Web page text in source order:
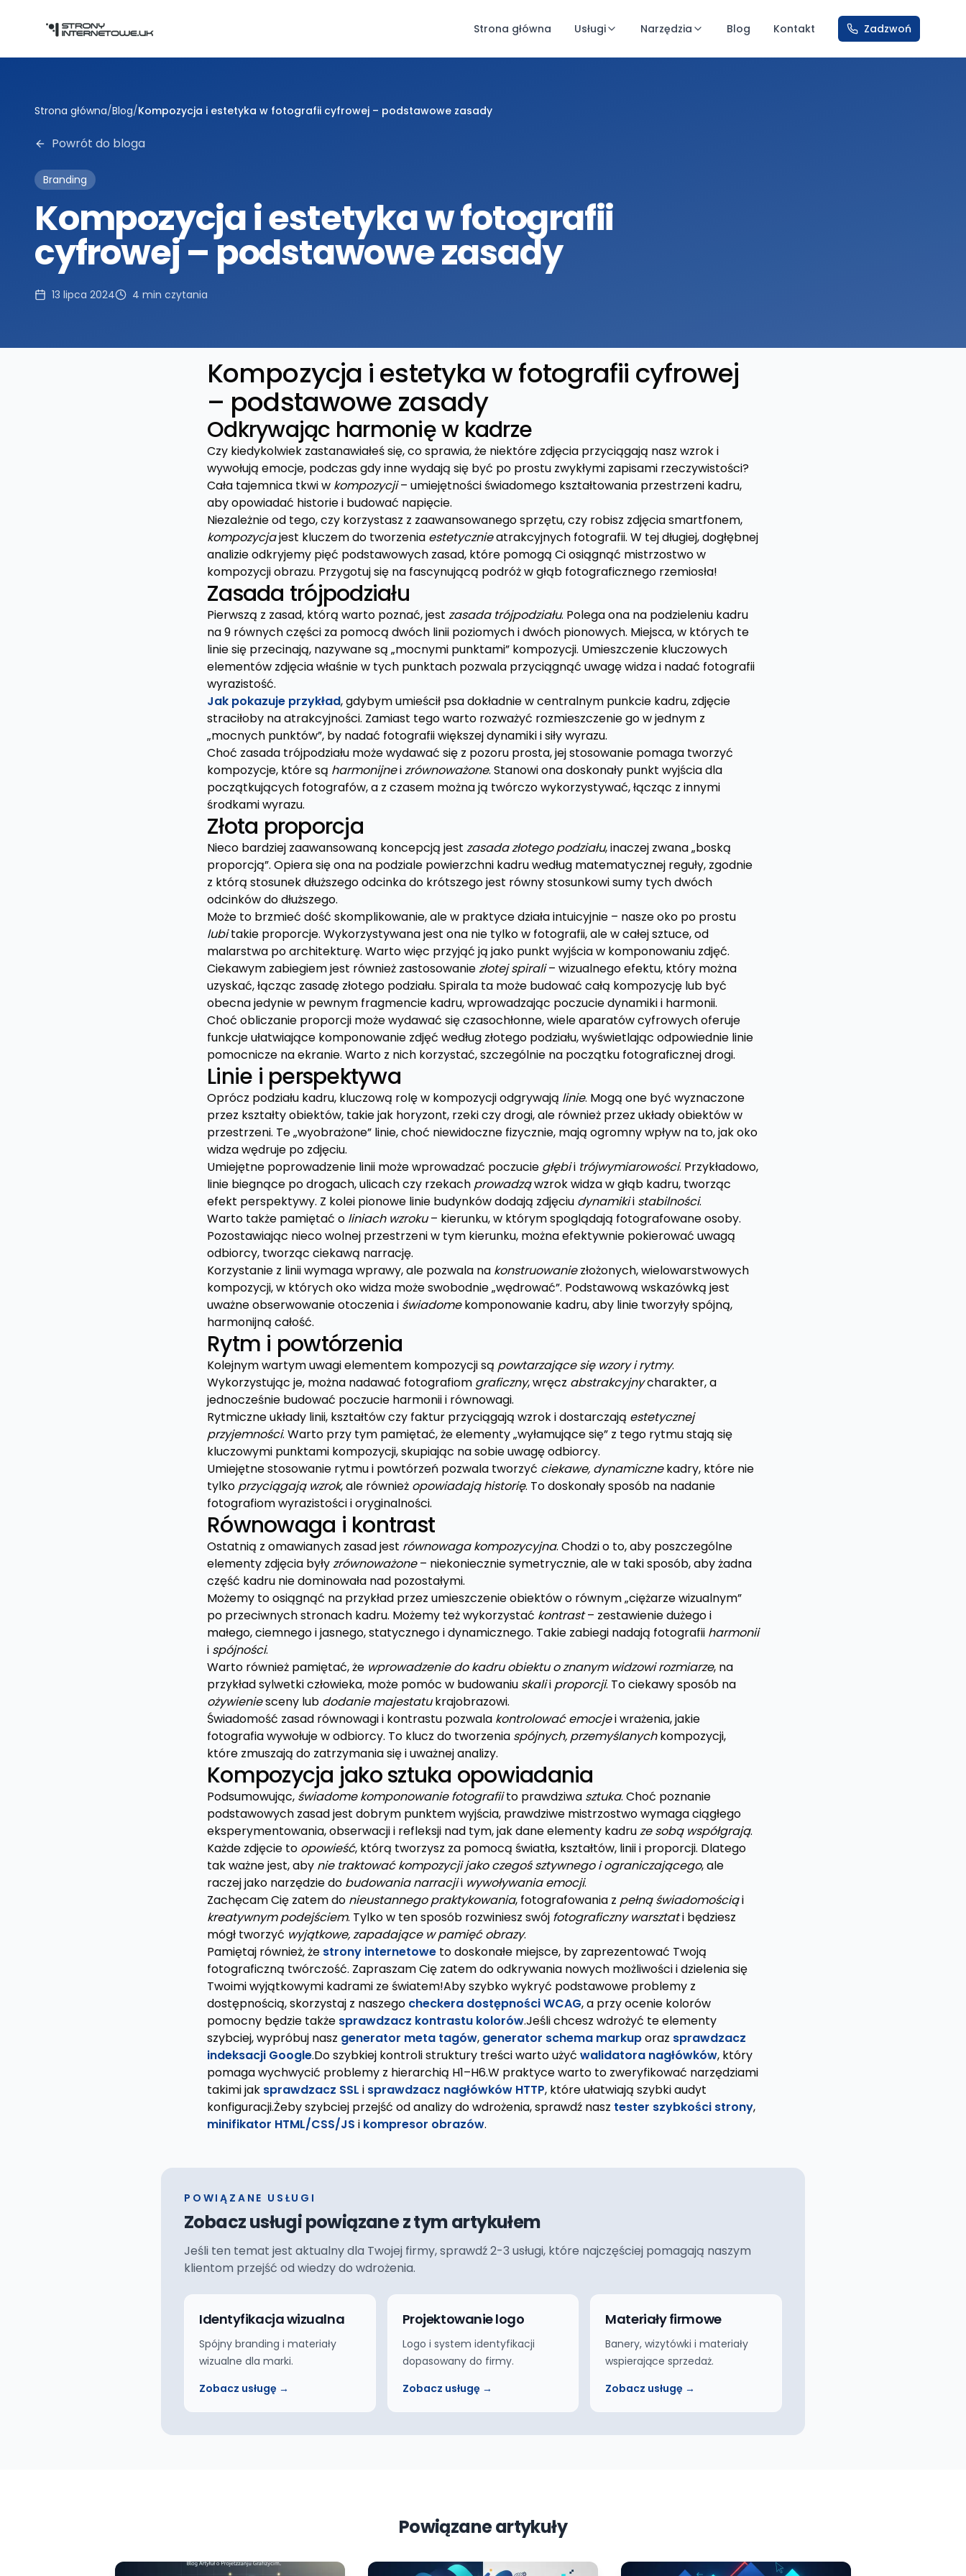
Strona główna Usługi Narzędzia Blog Kontakt Zadzwoń
Strona główna/Blog/Kompozycja i estetyka w fotografii cyfrowej – podstawowe zasady
Powrót do bloga
Branding
Kompozycja i estetyka w fotografii
cyfrowej – podstawowe zasady
13 lipca 2024 4 min czytania
Kompozycja i estetyka w fotografii cyfrowej
– podstawowe zasady
Odkrywając harmonię w kadrze
Czy kiedykolwiek zastanawiałeś się, co sprawia, że niektóre zdjęcia przyciągają nasz wzrok i
wywołują emocje, podczas gdy inne wydają się być po prostu zwykłymi zapisami rzeczywistości?
Cała tajemnica tkwi w kompozycji– umiejętności świadomego kształtowania przestrzeni kadru,
aby opowiadać historie i budować napięcie.
Niezależnie od tego, czy korzystasz z zaawansowanego sprzętu, czy robisz zdjęcia smartfonem,
kompozycjajest kluczem do tworzenia estetycznieatrakcyjnych fotografii. W tej długiej, dogłębnej
analizie odkryjemy pięć podstawowych zasad, które pomogą Ci osiągnąć mistrzostwo w
kompozycji obrazu. Przygotuj się na fascynującą podróż w głąb fotograficznego rzemiosła!
Zasada trójpodziału
Pierwszą z zasad, którą warto poznać, jest zasada trójpodziału. Polega ona na podzieleniu kadru
na 9 równych części za pomocą dwóch linii poziomych i dwóch pionowych. Miejsca, w których te
linie się przecinają, nazywane są „mocnymi punktami” kompozycji. Umieszczenie kluczowych
elementów zdjęcia właśnie w tych punktach pozwala przyciągnąć uwagę widza i nadać fotografii
wyrazistość.
Jak pokazuje przykład, gdybym umieścił psa dokładnie w centralnym punkcie kadru, zdjęcie
straciłoby na atrakcyjności. Zamiast tego warto rozważyć rozmieszczenie go w jednym z
„mocnych punktów”, by nadać fotografii większej dynamiki i siły wyrazu.
Choć zasada trójpodziału może wydawać się z pozoru prosta, jej stosowanie pomaga tworzyć
kompozycje, które są harmonijneizrównoważone. Stanowi ona doskonały punkt wyjścia dla
początkujących fotografów, a z czasem można ją twórczo wykorzystywać, łącząc z innymi
środkami wyrazu.
Złota proporcja
Nieco bardziej zaawansowaną koncepcją jest zasada złotego podziału, inaczej zwana „boską
proporcją”. Opiera się ona na podziale powierzchni kadru według matematycznej reguły, zgodnie
z którą stosunek dłuższego odcinka do krótszego jest równy stosunkowi sumy tych dwóch
odcinków do dłuższego.
Może to brzmieć dość skomplikowanie, ale w praktyce działa intuicyjnie – nasze oko po prostu
lubitakie proporcje. Wykorzystywana jest ona nie tylko w fotografii, ale w całej sztuce, od
malarstwa po architekturę. Warto więc przyjąć ją jako punkt wyjścia w komponowaniu zdjęć.
Ciekawym zabiegiem jest również zastosowaniezłotej spirali– wizualnego efektu, który można
uzyskać, łącząc zasadę złotego podziału. Spirala ta może budować całą kompozycję lub być
obecna jedynie w pewnym fragmencie kadru, wprowadzając poczucie dynamiki i harmonii.
Choć obliczanie proporcji może wydawać się czasochłonne, wiele aparatów cyfrowych oferuje
funkcje ułatwiające komponowanie zdjęć według złotego podziału, wyświetlając odpowiednie linie
pomocnicze na ekranie. Warto z nich korzystać, szczególnie na początku fotograficznej drogi.
Linie i perspektywa
Oprócz podziału kadru, kluczową rolę w kompozycji odgrywają linie. Mogą one być wyznaczone
przez kształty obiektów, takie jak horyzont, rzeki czy drogi, ale również przez układy obiektów w
przestrzeni. Te „wyobrażone” linie, choć niewidoczne fizycznie, mają ogromny wpływ na to, jak oko
widza wędruje po zdjęciu.
Umiejętne poprowadzenie linii może wprowadzać poczucie głębii trójwymiarowości. Przykładowo,
linie biegnące po drogach, ulicach czy rzekach prowadząwzrok widza w głąb kadru, tworząc
efekt perspektywy. Z kolei pionowe linie budynków dodają zdjęciu dynamikii stabilności.
Warto także pamiętać o liniach wzroku– kierunku, w którym spoglądają fotografowane osoby.
Pozostawiając nieco wolnej przestrzeni w tym kierunku, można efektywnie pokierować uwagą
odbiorcy, tworząc ciekawą narrację.
Korzystanie z linii wymaga wprawy, ale pozwala na konstruowaniezłożonych, wielowarstwowych
kompozycji, w których oko widza może swobodnie „wędrować”. Podstawową wskazówką jest
uważne obserwowanie otoczenia i świadomekomponowanie kadru, aby linie tworzyły spójną,
harmonijną całość.
Rytm i powtórzenia
Kolejnym wartym uwagi elementem kompozycji są powtarzające się wzory i rytmy.
Wykorzystując je, można nadawać fotografiom graficzny, wręcz abstrakcyjnycharakter, a
jednocześnie budować poczucie harmonii i równowagi.
Rytmiczne układy linii, kształtów czy faktur przyciągają wzrok i dostarczają estetycznej
przyjemności. Warto przy tym pamiętać, że elementy „wyłamujące się” z tego rytmu stają się
kluczowymi punktami kompozycji, skupiając na sobie uwagę odbiorcy.
Umiejętne stosowanie rytmu i powtórzeń pozwala tworzyć ciekawe, dynamicznekadry, które nie
tylko przyciągają wzrok, ale również opowiadają historię. To doskonały sposób na nadanie
fotografiom wyrazistości i oryginalności.
Równowaga i kontrast
Ostatnią z omawianych zasad jest równowaga kompozycyjna. Chodzi o to, aby poszczególne
elementy zdjęcia byłyzrównoważone– niekoniecznie symetrycznie, ale w taki sposób, aby żadna
część kadru nie dominowała nad pozostałymi.
Możemy to osiągnąć na przykład przez umieszczenie obiektów o równym „ciężarze wizualnym”
po przeciwnych stronach kadru. Możemy też wykorzystać kontrast– zestawienie dużego i
małego, ciemnego i jasnego, statycznego i dynamicznego. Takie zabiegi nadają fotografii harmonii
i spójności.
Warto również pamiętać, że wprowadzenie do kadru obiektu o znanym widzowi rozmiarze, na
przykład sylwetki człowieka, może pomóc w budowaniu skalii proporcji. To ciekawy sposób na
ożywieniesceny lub dodanie majestatukrajobrazowi.
Świadomość zasad równowagi i kontrastu pozwala kontrolować emocjei wrażenia, jakie
fotografia wywołuje w odbiorcy. To klucz do tworzenia spójnych, przemyślanychkompozycji,
które zmuszają do zatrzymania się i uważnej analizy.
Kompozycja jako sztuka opowiadania
Podsumowując, świadome komponowanie fotografiito prawdziwa sztuka. Choć poznanie
podstawowych zasad jest dobrym punktem wyjścia, prawdziwe mistrzostwo wymaga ciągłego
eksperymentowania, obserwacji i refleksji nad tym, jak dane elementy kadruze sobą współgrają.
Każde zdjęcie to opowieść, którą tworzysz za pomocą światła, kształtów, linii i proporcji. Dlatego
tak ważne jest, aby nie traktować kompozycji jako czegoś sztywnego i ograniczającego, ale
raczej jako narzędzie do budowania narracjii wywoływania emocji.
Zachęcam Cię zatem do nieustannego praktykowania, fotografowania z pełną świadomościąi
kreatywnym podejściem. Tylko w ten sposób rozwiniesz swój fotograficzny warsztati będziesz
mógł tworzyć wyjątkowe, zapadające w pamięć obrazy.
Pamiętaj również, że strony internetowe to doskonałe miejsce, by zaprezentować Twoją
fotograficzną twórczość. Zapraszam Cię zatem do odkrywania nowych możliwości i dzielenia się
Twoimi wyjątkowymi kadrami ze światem!Aby szybko wykryć podstawowe problemy z
dostępnością, skorzystaj z naszego checkera dostępności WCAG, a przy ocenie kolorów
pomocny będzie także sprawdzacz kontrastu kolorów.Jeśli chcesz wdrożyć te elementy
szybciej, wypróbuj nasz generator meta tagów, generator schema markuporaz sprawdzacz
indeksacji Google.Do szybkiej kontroli struktury treści warto użyć walidatora nagłówków, który
pomaga wychwycić problemy z hierarchią H1–H6.W praktyce warto to zweryfikować narzędziami
takimi jak sprawdzacz SSL i sprawdzacz nagłówków HTTP, które ułatwiają szybki audyt
konfiguracji.Żeby szybciej przejść od analizy do wdrożenia, sprawdź nasz tester szybkości strony,
minifikator HTML/CSS/JS i kompresor obrazów.
POWIĄZANE USŁUGI
Zobacz usługi powiązane z tym artykułem
Jeśli ten temat jest aktualny dla Twojej firmy, sprawdź 2-3 usługi, które najczęściej pomagają naszym
klientom przejść od wiedzy do wdrożenia.
Identyfikacja wizualna
Spójny branding i materiały
wizualne dla marki.
Zobacz usługę →
Projektowanie logo
Logo i system identyfikacji
dopasowany do firmy.
Zobacz usługę →
Materiały firmowe
Banery, wizytówki i materiały
wspierające sprzedaż.
Zobacz usługę →
Powiązane artykuły